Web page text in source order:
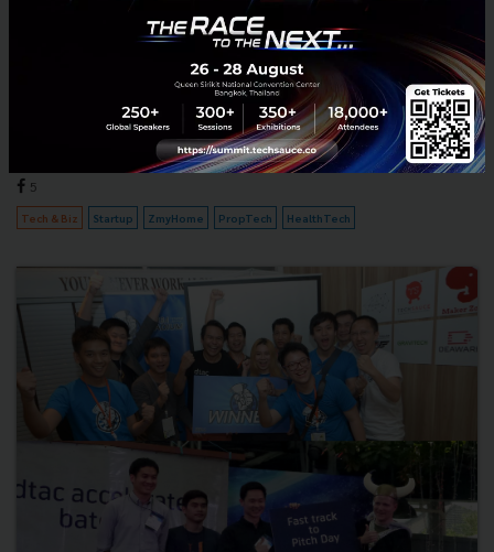
ทำงานด้านเฉพาะทางมาทั้งชีวิต แต่อยากเริ่มต้นสตาร์ทอัพ ต้องทำ
อย่างไร? บทความนี้มีคำตอบ
หลายคนอาจจะตั้งข้อสงสัยว่าการหันมาทำสตาร์ทอัพนั้นจำเป็นจะต้องมี
ความรู้เกี่ยวกับด้านธุรกิจหรือเทคโนโลยีเท่านั้นหรือไม่? แล้วถ้าทั้งชีวิต
ทำงานทางด้านสายเฉพาะทางมาตลอด จะทำสตาร์ทอัพได...
| ByTechsauce Team
5
Tech & Biz Startup ZmyHome PropTech HealthTech